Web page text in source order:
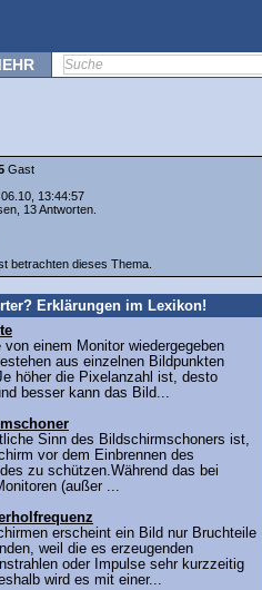
Gast
13:44:57
13 Antworten.
betrachten dieses Thema.
Erklärungen im Lexikon!
von einem Monitor wiedergegeben
aus einzelnen Bildpunkten
höher die Pixelanzahl ist, desto
besser kann das Bild...
Sinn des Bildschirmschoners ist,
vor dem Einbrennen des
zu schützen.Während das bei
(außer ...
erscheint ein Bild nur Bruchteile
weil die es erzeugenden
oder Impulse sehr kurzzeitig
wird es mit einer...